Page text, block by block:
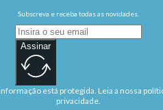
Subscreva e receba todas as novidades.
Assinar
está protegida. Leia a nossa
privacidade.